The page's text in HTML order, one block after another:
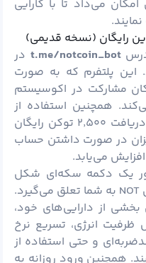
امکان می‌داد تا با کارایی
رایگان (نسخه قدیمی)
t.me/notcoin_bot در
این پلتفرم که به صورت
مشارکت در اکوسیستم
همچنین استفاده از
لینک دعوت دیگر کاربران موجب دریافت ۲٬۵۰۰ توکن رایگان
در صورت داشتن حساب
یک دکمه سکه‌ای شکل
می‌چرخد که با هر کلیک، توکن‌های NOT به شما تعلق می‌گیرد.
بخشی از دارایی‌های خود،
ظرفیت انرژی، تسریع نرخ
و حتی استفاده از
همچنین ورود روزانه به